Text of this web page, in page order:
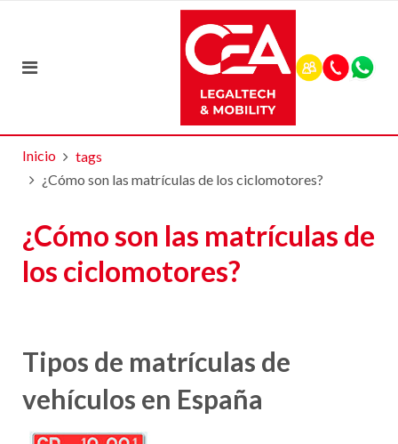
Inicio
tags
¿Cómo son las matrículas de los ciclomotores?
¿Cómo son las matrículas de
los ciclomotores?
Tipos de matrículas de
vehículos en España